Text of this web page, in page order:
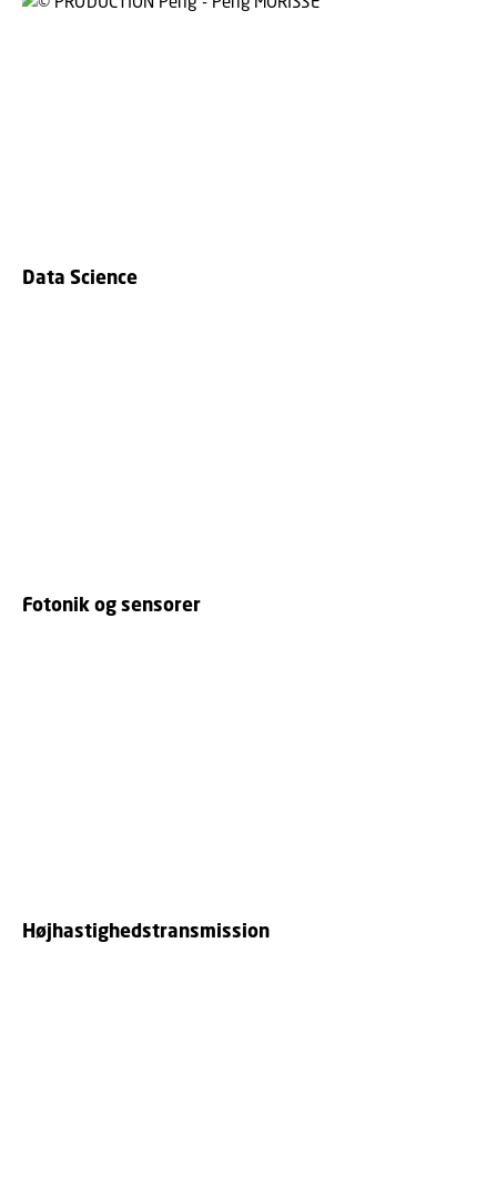
Data Science
Fotonik og sensorer
Højhastighedstransmission